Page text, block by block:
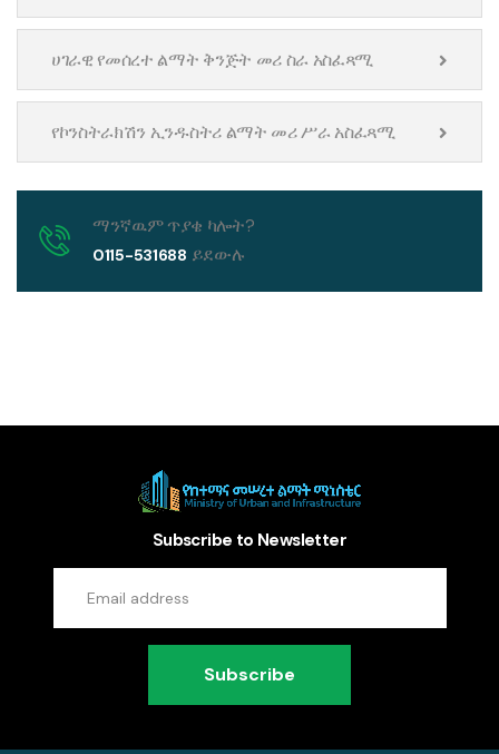
ሀገራዊ የመሰረተ ልማት ቅንጅት መሪ ስራ አስፈጻሚ
የኮንስትራክሽን ኢንዱስትሪ ልማት መሪ ሥራ አስፈጻሚ
ማንኛዉም ጥያቄ ካሎት?
0115-531688 ይደውሉ
Subscribe to Newsletter
Subscribe